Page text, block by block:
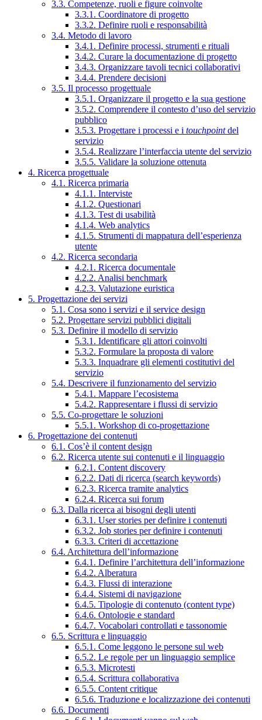
3.3. Competenze, ruoli e figure coinvolte
3.3.1. Coordinatore di progetto
3.3.2. Definire ruoli e responsabilità
3.4. Metodo di lavoro
3.4.1. Definire processi, strumenti e rituali
3.4.2. Curare la documentazione di progetto
3.4.3. Organizzare tavoli tecnici collaborativi
3.4.4. Prendere decisioni
3.5. Il processo progettuale
3.5.1. Organizzare il progetto e la sua gestione
3.5.2. Comprendere il contesto d’uso del servizio
pubblico
3.5.3. Progettare i processi e i touchpointdel
servizio
3.5.4. Realizzare l’interfaccia utente del servizio
3.5.5. Validare la soluzione ottenuta
4. Ricerca progettuale
4.1. Ricerca primaria
4.1.1. Interviste
4.1.2. Questionari
4.1.3. Test di usabilità
4.1.4. Web analytics
4.1.5. Strumenti di mappatura dell’esperienza
utente
4.2. Ricerca secondaria
4.2.1. Ricerca documentale
4.2.2. Analisi benchmark
4.2.3. Valutazione euristica
5. Progettazione dei servizi
5.1. Cosa sono i servizi e il service design
5.2. Progettare servizi pubblici digitali
5.3. Definire il modello di servizio
5.3.1. Identificare gli attori coinvolti
5.3.2. Formulare la proposta di valore
5.3.3. Inquadrare gli elementi costitutivi del
servizio
5.4. Descrivere il funzionamento del servizio
5.4.1. Mappare l’ecosistema
5.4.2. Rappresentare i flussi di servizio
5.5. Co-progettare le soluzioni
5.5.1. Workshop di co-progettazione
6. Progettazione dei contenuti
6.1. Cos’è il content design
6.2. Ricerca utente sui contenuti e il linguaggio
6.2.1. Content discovery
6.2.2. Dati di ricerca (search keywords)
6.2.3. Ricerca tramite analytics
6.2.4. Ricerca sui forum
6.3. Dalla ricerca ai bisogni degli utenti
6.3.1. User stories per definire i contenuti
6.3.2. Job stories per definire i contenuti
6.3.3. Criteri di accettazione
6.4. Architettura dell’informazione
6.4.1. Definire l’architettura dell’informazione
6.4.2. Alberatura
6.4.3. Flussi di interazione
6.4.4. Sistemi di navigazione
6.4.5. Tipologie di contenuto (content type)
6.4.6. Ontologie e standard
6.4.7. Vocabolari controllati e tassonomie
6.5. Scrittura e linguaggio
6.5.1. Come leggono le persone sul web
6.5.2. Le regole per un linguaggio semplice
6.5.3. Microtesti
6.5.4. Scrittura collaborativa
6.5.5. Content critique
6.5.6. Traduzione e localizzazione dei contenuti
6.6. Documenti